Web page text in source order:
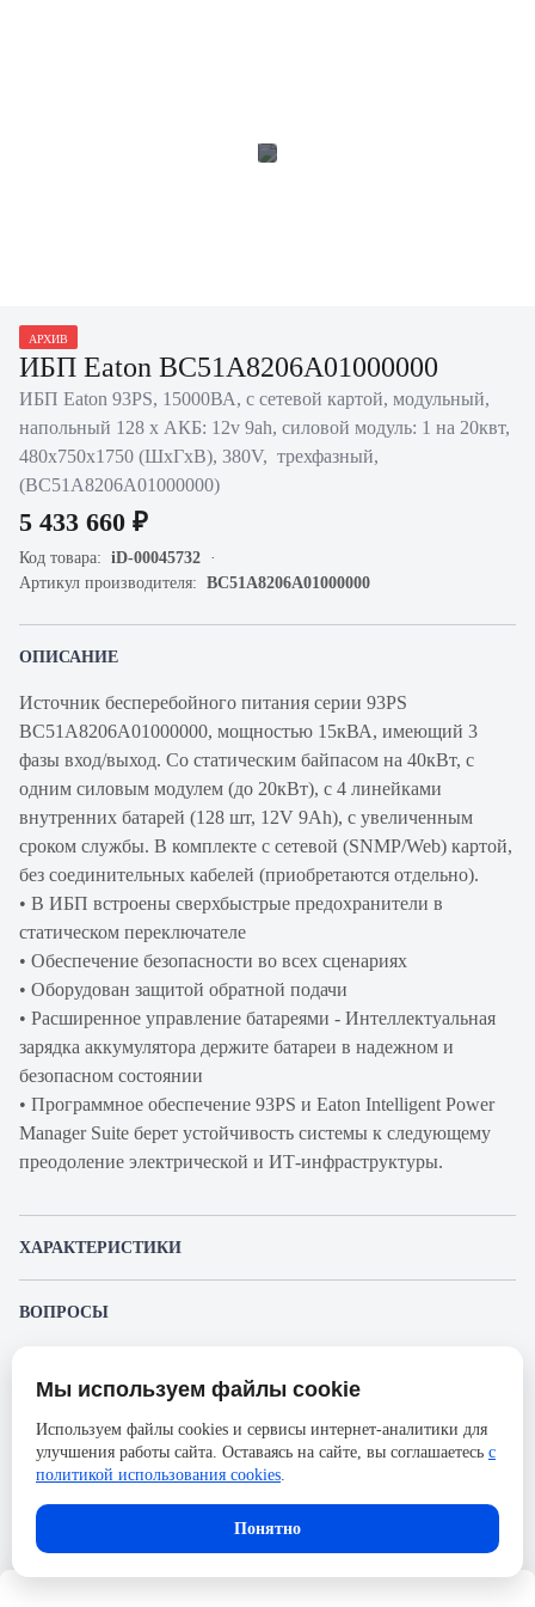
АРХИВ
ИБП Eaton BC51A8206A01000000
ИБП Eaton 93PS, 15000ВА, с сетевой картой, модульный,
напольный 128 х АКБ: 12v 9ah, силовой модуль: 1 на 20квт,
480х750х1750 (ШхГхВ), 380V, трехфазный,
(BC51A8206A01000000)
5 433 660 ₽
Код товара: iD-00045732
Артикул производителя: BC51A8206A01000000
ОПИСАНИЕ
Источник бесперебойного питания серии 93PS
BC51A8206A01000000, мощностью 15кВА, имеющий 3
фазы вход/выход. Со статическим байпасом на 40кВт, с
одним силовым модулем (до 20кВт), с 4 линейками
внутренних батарей (128 шт, 12V 9Ah), с увеличенным
сроком службы. В комплекте с сетевой (SNMP/Web) картой,
без соединительных кабелей (приобретаются отдельно).
• В ИБП встроены сверхбыстрые предохранители в
статическом переключателе
• Обеспечение безопасности во всех сценариях
• Оборудован защитой обратной подачи
• Расширенное управление батареями - Интеллектуальная
зарядка аккумулятора держите батареи в надежном и
безопасном состоянии
• Программное обеспечение 93PS и Eaton Intelligent Power
Manager Suite берет устойчивость системы к следующему
преодоление электрической и ИТ-инфраструктуры.
ХАРАКТЕРИСТИКИ
Время автономной
работы под нагрузкой,
мин.
Ширина, мм
480
ВОПРОСЫ
Пожалуйста, авторизуйтесь, чтобы иметь
возможность оставлять вопросы.
Представленные изображения и характеристики могут отличаться от реального
без предварительного уведомления. Компания АйДистрибьют не несёт
ответственности в случае не соответствия текущей модели товаров фотографиям,
размещённым в карточке товара.
Мы используем файлы cookie
Используем файлы cookies и сервисы интернет-аналитики для
улучшения работы сайта. Оставаясь на сайте, вы соглашаетесь с
политикой использования cookies.
Понятно